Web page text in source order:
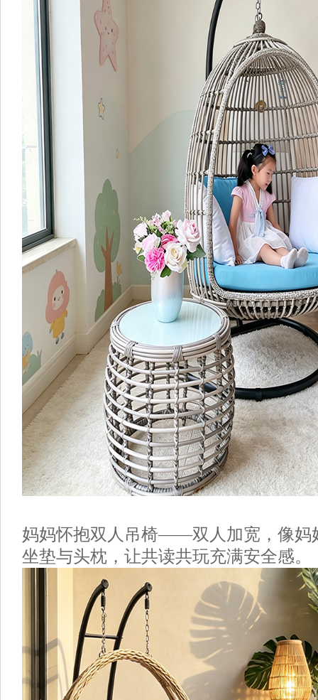
妈妈怀抱双人吊椅——双人加宽，像妈
坐垫与头枕，让共读共玩充满安全感。